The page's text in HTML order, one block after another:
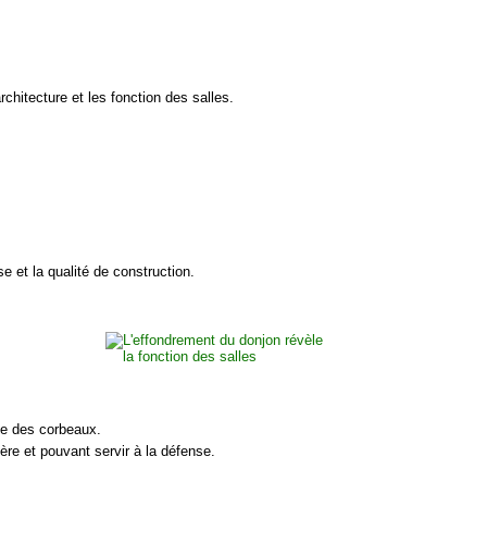
et les fonction des salles.
et la qualité de construction.
des corbeaux.
et pouvant servir à la défense.